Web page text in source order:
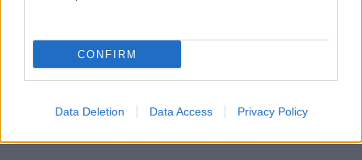
CONFIRM
Data Deletion Data Access Privacy Policy